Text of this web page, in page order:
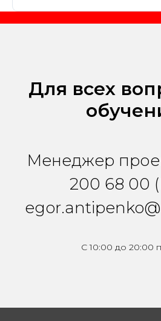
Для всех
Менеджер
200 68 00
С 10:00 до 20:00